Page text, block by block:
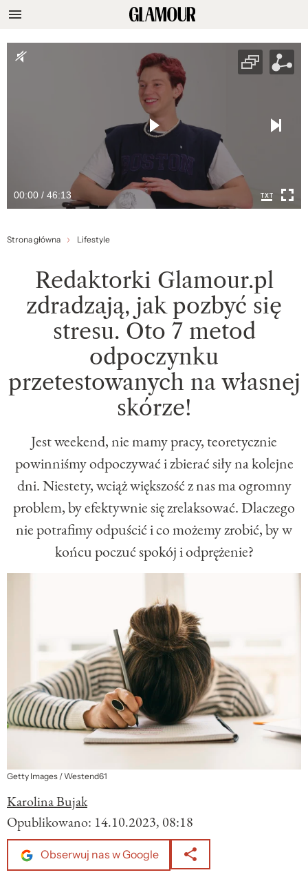
00:00 / 46:13
Strona główna Lifestyle
Redaktorki Glamour.pl
zdradzają, jak pozbyć się
stresu. Oto 7 metod
odpoczynku
przetestowanych na własnej
skórze!
Jest weekend, nie mamy pracy, teoretycznie
powinniśmy odpoczywać i zbierać siły na kolejne
dni. Niestety, wciąż większość z nas ma ogromny
problem, by efektywnie się zrelaksować. Dlaczego
nie potrafimy odpuścić i co możemy zrobić, by w
końcu poczuć spokój i odprężenie?
Getty Images / Westend61
Karolina Bujak
Opublikowano: 14.10.2023, 08:18
Obserwuj nas w Google